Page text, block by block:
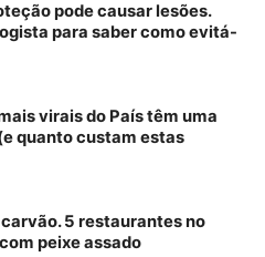
pode causar lesões.
para saber como evitá-
virais do País têm uma
quanto custam estas
5 restaurantes no
peixe assado